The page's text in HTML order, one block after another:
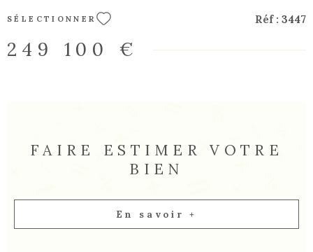
informations sur les risques auxquels ce bien est exposé
www.georisques.gouv.fr. CARTE TRANSACTION NON
SÉLECTIONNER Réf : 3447
249 100 €
FAIRE ESTIMER VOTRE
BIEN
En savoir +